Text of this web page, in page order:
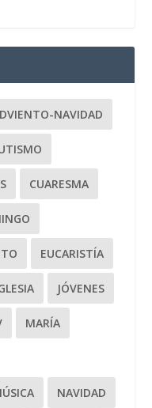
NAVIDAD
CUARESMA
EUCARISTÍA
JÓVENES
MARÍA
NAVIDAD